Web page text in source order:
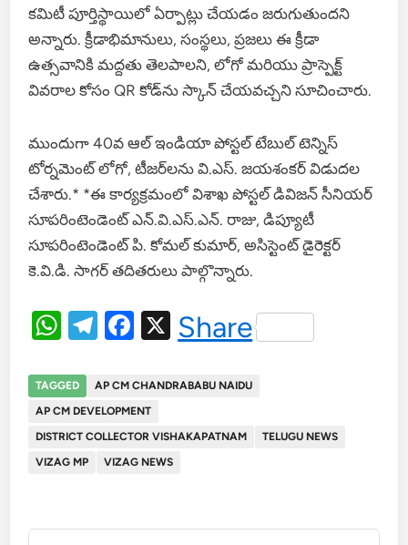
కమిటీ పూర్తిస్థాయిలో ఏర్పాట్లు చేయడం జరుగుతుందని
అన్నారు. క్రీడాభిమానులు, సంస్థలు, ప్రజలు ఈ క్రీడా
ఉత్సవానికి మద్దతు తెలపాలని, లోగో మరియు ప్రాస్పెక్ట్
వివరాల కోసం QR కోడ్‌ను స్కాన్ చేయవచ్చని సూచించారు.
ముందుగా 40వ ఆల్ ఇండియా పోస్టల్ టేబుల్ టెన్నిస్
టోర్నమెంట్ లోగో, టీజర్‌లను వి.ఎస్. జయశంకర్ విడుదల
చేశారు.* *ఈ కార్యక్రమంలో విశాఖ పోస్టల్ డివిజన్ సీనియర్
సూపరింటెండెంట్ ఎన్.వి.ఎస్.ఎన్. రాజు, డిప్యూటీ
సూపరింటెండెంట్ పి. కోమల్ కుమార్, అసిస్టెంట్ డైరెక్టర్
కె.వి.డి. సాగర్ తదితరులు పాల్గొన్నారు.
WhatsApp
Telegram
Facebook
X
Share
TAGGED
AP CM CHANDRABABU NAIDU
AP CM DEVELOPMENT
DISTRICT COLLECTOR VISHAKAPATNAM
TELUGU NEWS
VIZAG MP
VIZAG NEWS